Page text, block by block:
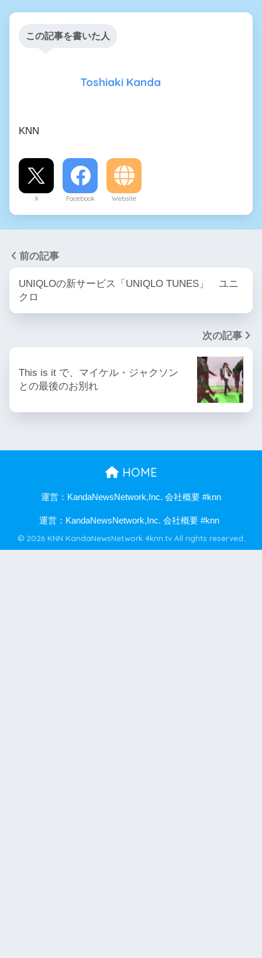
この記事を書いた人
Toshiaki Kanda
KNN
X Facebook Website
前の記事
UNIQLOの新サービス「UNIQLO TUNES」 ユニ
クロ
次の記事
This is it で、マイケル・ジャクソン
との最後のお別れ
HOME
運営：KandaNewsNetwork,Inc. 会社概要 #knn
運営：KandaNewsNetwork,Inc. 会社概要 #knn
© 2026 KNN KandaNewsNetwork 4knn.tv All rights reserved.